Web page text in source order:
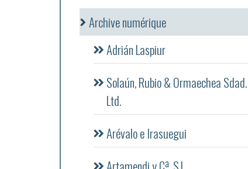
Archive numérique
Adrián Laspiur
Solaún, Rubio & Ormaechea Sdad.
Ltd.
Arévalo e Irasuegui